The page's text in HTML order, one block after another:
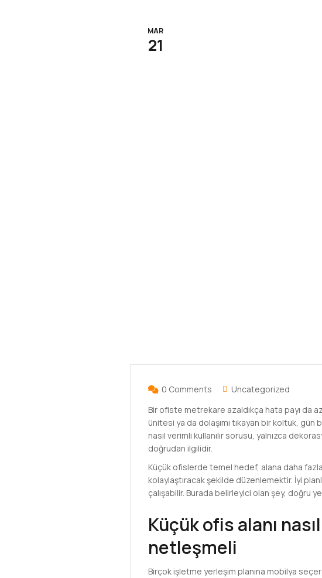
MAR
21
0 Comments Uncategorized
Bir ofiste metrekare azaldıkça hata payı da
ünitesi ya da dolaşımı tıkayan bir koltuk,
nasıl verimli kullanılır sorusu, yalnızca
doğrudan ilgilidir.
Küçük ofislerde temel hedef, alana daha fazla
kolaylaştıracak şekilde düzenlemektir. İyi
çalışabilir. Burada belirleyici olan şey, doğru
Küçük ofis alanı
netleşmeli
Birçok işletme yerleşim planına mobilya